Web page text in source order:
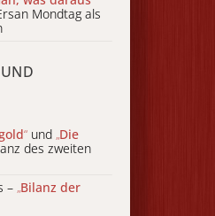
Mondtag als
“ und „Die
des zweiten
– „Bilanz der